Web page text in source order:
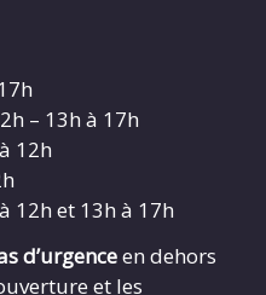
– 13h à 17h
12h
12h et 13h à 17h
d’urgenceen dehors
et les